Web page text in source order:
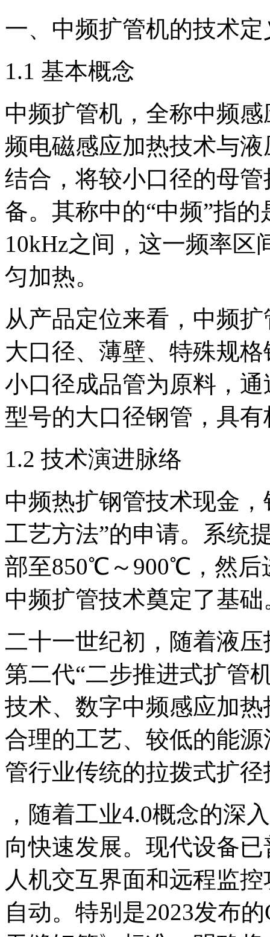
一、中频扩管机的技术
1.1 基本概念
中频扩管机，全称中频
频电磁感应加热技术与
结合，将较小口径的母
备。其称中的“中频”指
10kHz之间，这一频率区
匀加热。
从产品定位来看，中频
大口径、薄壁、特殊规
小口径成品管为原料，
型号的大口径钢管，具
1.2 技术演进脉络
中频热扩钢管技术现金
工艺方法”的申请。系统
部至850℃～900℃，然后
中频扩管技术奠定了基础
二十一世纪初，随着液
第二代“二步推进式扩管
技术、数字中频感应加
合理的工艺、较低的能
管行业传统的拉拨式扩径
，随着工业4.0概念的深
向快速发展。现代设备
人机交互界面和远程监
自动。特别是2023发布